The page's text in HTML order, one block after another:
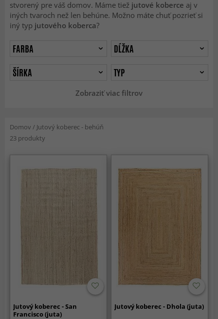
stvorený pre váš domov. Máme tiež jutové koberce aj v
iných tvaroch než len behúne. Možno máte chuť pozrieť si
iný typ jutového koberca?
Zobraziť viac filtrov
FARBA
DĹŽKA
ŠÍRKA
TYP
Domov / Jutový koberec - behúň
23 produkty
Jutový koberec - San
Francisco (juta)
Jutový koberec - Dhola (juta)